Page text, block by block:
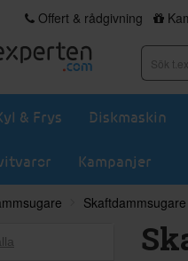
Offert & rådgivning
& Frys Diskmaskin
Kampanjer
Skaftdammsugare